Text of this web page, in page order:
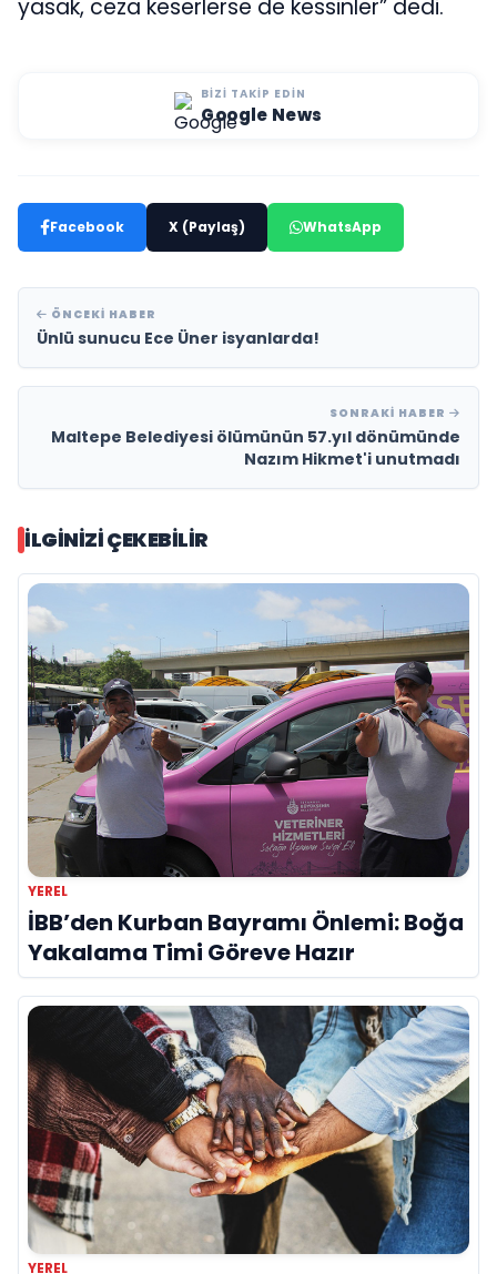
yasak, ceza keserlerse de kessinler” dedi.
BIZI TAKIP EDIN
Google News
Facebook X (Paylaş) WhatsApp
ÖNCEKI HABER
Ünlü sunucu Ece Üner isyanlarda!
SONRAKI HABER
Maltepe Belediyesi ölümünün 57.yıl dönümünde
Nazım Hikmet'i unutmadı
İLGINIZI ÇEKEBILIR
YEREL
İBB’den Kurban Bayramı Önlemi: Boğa
Yakalama Timi Göreve Hazır
YEREL